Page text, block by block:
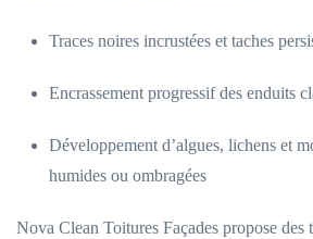
Traces noires incrustées et taches
Encrassement progressif des enduits
Développement d’algues, lichens et
humides ou ombragées
Nova Clean Toitures Façades propose des